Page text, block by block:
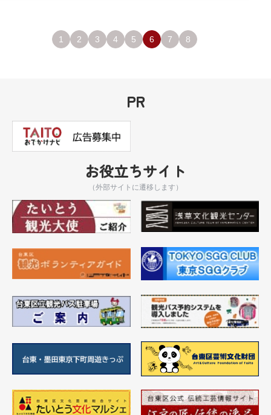
1 2 3 4 5 6 7 8
PR
お役立ちサイト
（外部サイトに遷移します）